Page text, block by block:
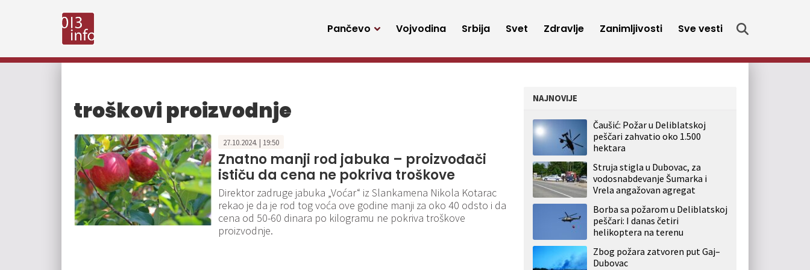
Pančevo Vojvodina Srbija Svet Zdravlje Zanimljivosti Sve vesti
troškovi proizvodnje
27.10.2024. | 19:50
Znatno manji rod jabuka – proizvođači
ističu da cena ne pokriva troškove
Direktor zadruge jabuka „Voćar“ iz Slankamena Nikola Kotarac
rekao je da je rod tog voća ove godine manji za oko 40 odsto i da
cena od 50-60 dinara po kilogramu ne pokriva troškove
proizvodnje.
NAJNOVIJE
Čaušić: Požar u Deliblatskoj
peščari zahvatio oko 1.500
hektara
Struja stigla u Dubovac, za
vodosnabdevanje Šumarka i
Vrela angažovan agregat
Borba sa požarom u Deliblatskoj
peščari: I danas četiri
helikoptera na terenu
Zbog požara zatvoren put Gaj–
Dubovac